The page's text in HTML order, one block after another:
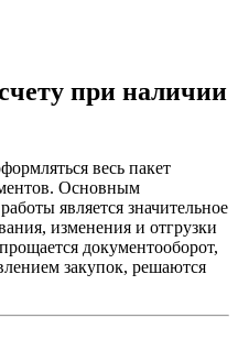
при наличии
весь пакет
Основным
является значительное
изменения и отгрузки
документооборот,
закупок, решаются